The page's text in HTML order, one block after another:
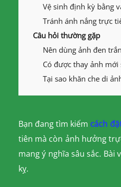
Vệ sinh định kỳ bằng
Tránh ánh nắng trực
Câu hỏi thường gặp
Nên dùng ảnh đen
Có được thay ảnh mới
Tại sao khăn che di
Bạn đang tìm kiếm cách
tiên mà còn ảnh hưởng
mang ý nghĩa sâu sắc.
kỵ.